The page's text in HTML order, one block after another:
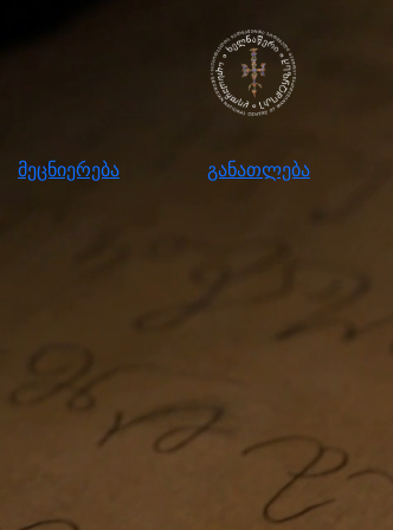
მეცნიერება განათლება
განათლება